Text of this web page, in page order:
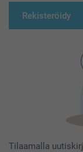
Rekisteröidy
Tilaamalla